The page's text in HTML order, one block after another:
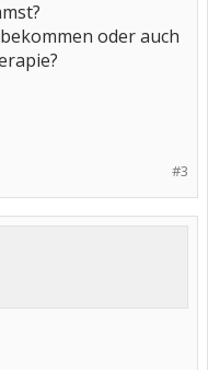
oder auch
#3